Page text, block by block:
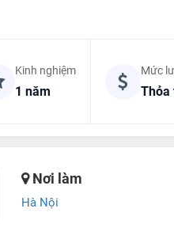
Kinh nghiệm
1 năm
Mức
Thỏa
Nơi làm
Hà Nội